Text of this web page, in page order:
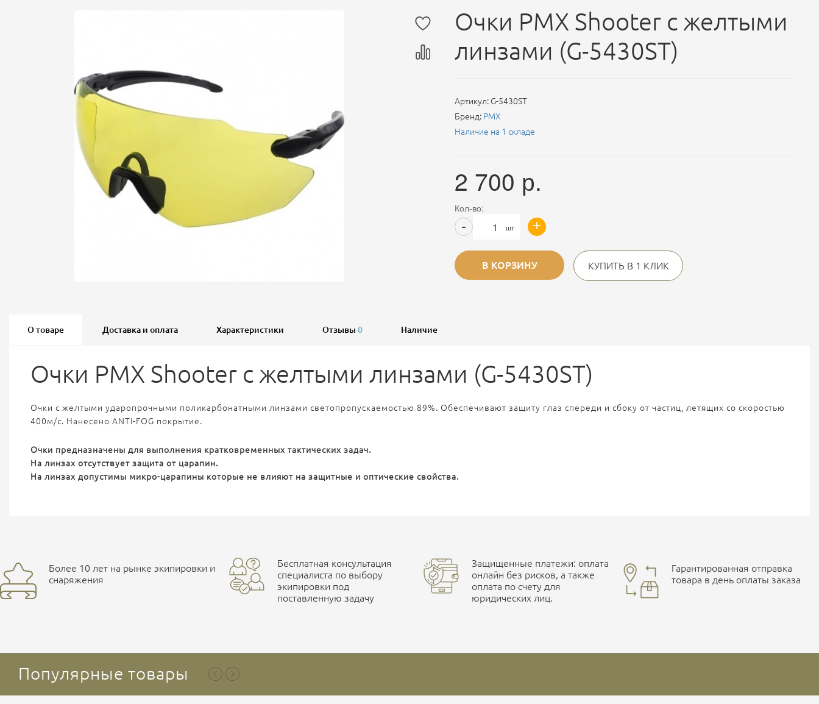
Очки PMX Shooter с желтыми
линзами (G-5430ST)
Артикул: G-5430ST
Бренд: PMX
Наличие на 1 складе
2 700 р.
Кол-во:
шт +
-
В КОРЗИНУ КУПИТЬ В 1 КЛИК
О товаре Доставка и оплата Характеристики Отзывы 0 Наличие
Очки PMX Shooter с желтыми линзами (G-5430ST)
Очки c желтыми ударопрочными поликарбонатными линзами светопропускаемостью 89%. Обеспечивают защиту глаз спереди и сбоку от частиц, летящих со скоростью
400м/с. Нанесено ANTI-FOG покрытие.
Очки предназначены для выполнения кратковременных тактических задач.
На линзах отсутствует защита от царапин.
На линзах допустимы микро-царапины которые не влияют на защитные и оптические свойства.
Более 10 лет на рынке экипировки и
снаряжения
Бесплатная консультация
специалиста по выбору
экипировки под
поставленную задачу
Защищенные платежи: оплата
онлайн без рисков, а также
оплата по счету для
юридических лиц.
Гарантированная отправка
товара в день оплаты заказа
Популярные товары